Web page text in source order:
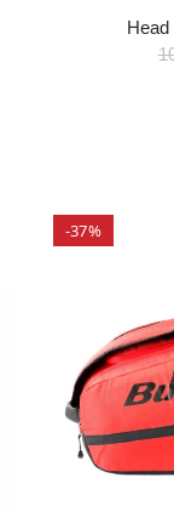
Head
-37%